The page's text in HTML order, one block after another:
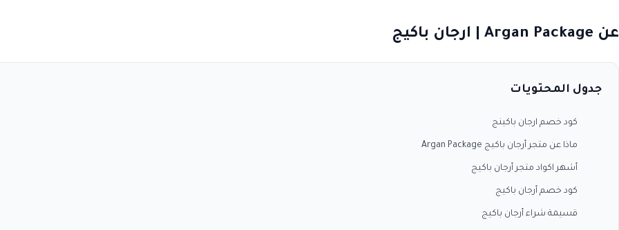
عن Argan Package | ارجان باكيج
جدول المحتويات
كود خصم ارجان باكينج
ماذا عن متجر أرجان باكيج Argan Package
أشهر اكواد متجر أرجان باكيج
كود خصم أرجان باكيج
قسيمة شراء أرجان باكيج